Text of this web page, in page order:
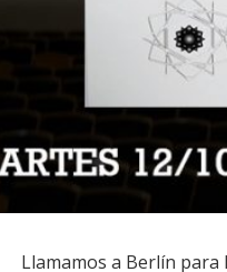
Llamamos a Berlín